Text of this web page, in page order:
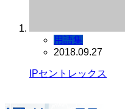
用語集
2018.09.27
IPセントレックス